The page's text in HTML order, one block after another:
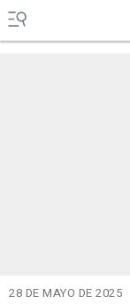
28 DE MAYO DE 2025